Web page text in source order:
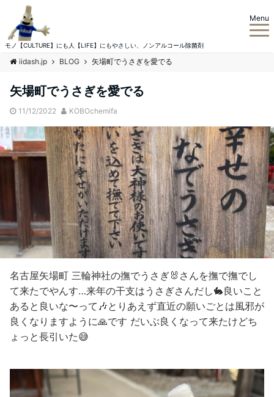
モノ【CULTURE】にも人【LIFE】にもやさしい、ノンアルコール除菌剤
Menu
iidash.jp BLOG 矢場町でうさぎを愛でる
矢場町でうさぎを愛でる
11/12/2022 KOBOchemifa
名古屋矢場町 三輪神社の撫でうさぎ🐰さんを撫で撫でし
て来たでやんす…来年の干支はうさぎさんだし🐇良いこと
あると良いな〜って🎶とりあえず直近の願いごとは風邪が
良くなりますように🙏です だいぶ良くなって来たけどち
ょっと長引いた😅